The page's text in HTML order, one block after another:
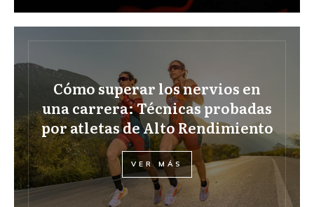
Cómo superar los nervios en
una carrera: Técnicas probadas
por atletas de Alto Rendimiento
VER MÁS